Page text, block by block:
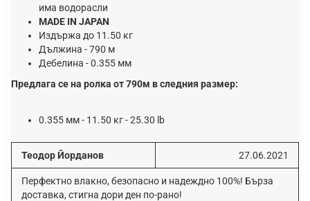
има водорасли
MADE IN JAPAN
Издържа до 11.50 кг
Дължина - 790 м
Дебелина - 0.355 мм
Предлага се на ролка от 790м в следния размер:
0.355 мм - 11.50 кг - 25.30 lb
Теодор Йорданов 27.06.2021
Перфектно влакно, безопасно и надеждно 100%! Бърза
доставка, стигна дори ден по-рано!